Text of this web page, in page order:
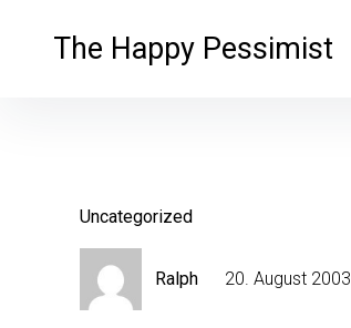
überspringenThe Happy Pessimist
Uncategorized
Ralph 20. August 2003